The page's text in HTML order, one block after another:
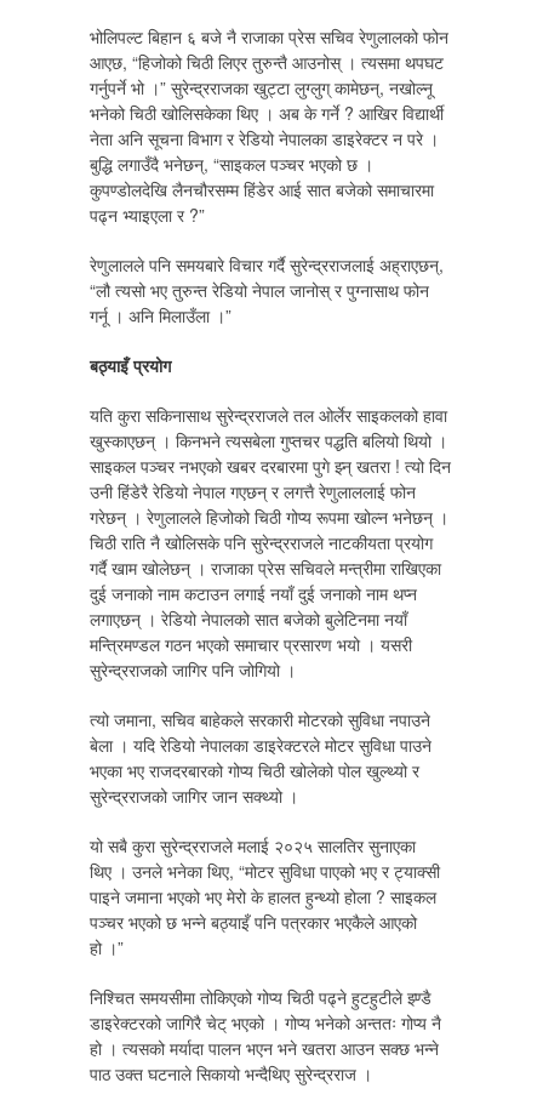
भोलिपल्ट बिहान ६ बजे नै राजाका प्रेस सचिव रेणुलालको फोन
आएछ, “हिजोको चिठी लिएर तुरुन्तै आउनोस् । त्यसमा थपघट
गर्नुपर्ने भो ।” सुरेन्द्रराजका खुट्टा लुग्लुग् कामेछन्, नखोल्नू
भनेको चिठी खोलिसकेका थिए । अब के गर्ने ? आखिर विद्यार्थी
नेता अनि सूचना विभाग र रेडियो नेपालका डाइरेक्टर न परे ।
बुद्धि लगाउँदै भनेछन्, “साइकल पञ्चर भएको छ ।
कुपण्डोलदेखि लैनचौरसम्म हिंडेर आई सात बजेको समाचारमा
पढ्न भ्याइएला र ?”
रेणुलालले पनि समयबारे विचार गर्दै सुरेन्द्रराजलाई अह्राएछन्,
“लौ त्यसो भए तुरुन्त रेडियो नेपाल जानोस् र पुग्नासाथ फोन
गर्नू । अनि मिलाउँला ।”
बठ्याइँ प्रयोग
यति कुरा सकिनासाथ सुरेन्द्रराजले तल ओर्लेर साइकलको हावा
खुस्काएछन् । किनभने त्यसबेला गुप्तचर पद्धति बलियो थियो ।
साइकल पञ्चर नभएको खबर दरबारमा पुगे झ्न् खतरा ! त्यो दिन
उनी हिंडेरै रेडियो नेपाल गएछन् र लगत्तै रेणुलाललाई फोन
गरेछन् । रेणुलालले हिजोको चिठी गोप्य रूपमा खोल्न भनेछन् ।
चिठी राति नै खोलिसके पनि सुरेन्द्रराजले नाटकीयता प्रयोग
गर्दै खाम खोलेछन् । राजाका प्रेस सचिवले मन्त्रीमा राखिएका
दुई जनाको नाम कटाउन लगाई नयाँ दुई जनाको नाम थप्न
लगाएछन् । रेडियो नेपालको सात बजेको बुलेटिनमा नयाँ
मन्त्रिमण्डल गठन भएको समाचार प्रसारण भयो । यसरी
सुरेन्द्रराजको जागिर पनि जोगियो ।
त्यो जमाना, सचिव बाहेकले सरकारी मोटरको सुविधा नपाउने
बेला । यदि रेडियो नेपालका डाइरेक्टरले मोटर सुविधा पाउने
भएका भए राजदरबारको गोप्य चिठी खोलेको पोल खुल्थ्यो र
सुरेन्द्रराजको जागिर जान सक्थ्यो ।
यो सबै कुरा सुरेन्द्रराजले मलाई २०२५ सालतिर सुनाएका
थिए । उनले भनेका थिए, “मोटर सुविधा पाएको भए र ट्याक्सी
पाइने जमाना भएको भए मेरो के हालत हुन्थ्यो होला ? साइकल
पञ्चर भएको छ भन्ने बठ्याइँ पनि पत्रकार भएकैले आएको
हो ।”
निश्चित समयसीमा तोकिएको गोप्य चिठी पढ्ने हुटहुटीले झ्ण्डै
डाइरेक्टरको जागिरै चेट् भएको । गोप्य भनेको अन्ततः गोप्य नै
हो । त्यसको मर्यादा पालन भएन भने खतरा आउन सक्छ भन्ने
पाठ उक्त घटनाले सिकायो भन्दैथिए सुरेन्द्रराज ।